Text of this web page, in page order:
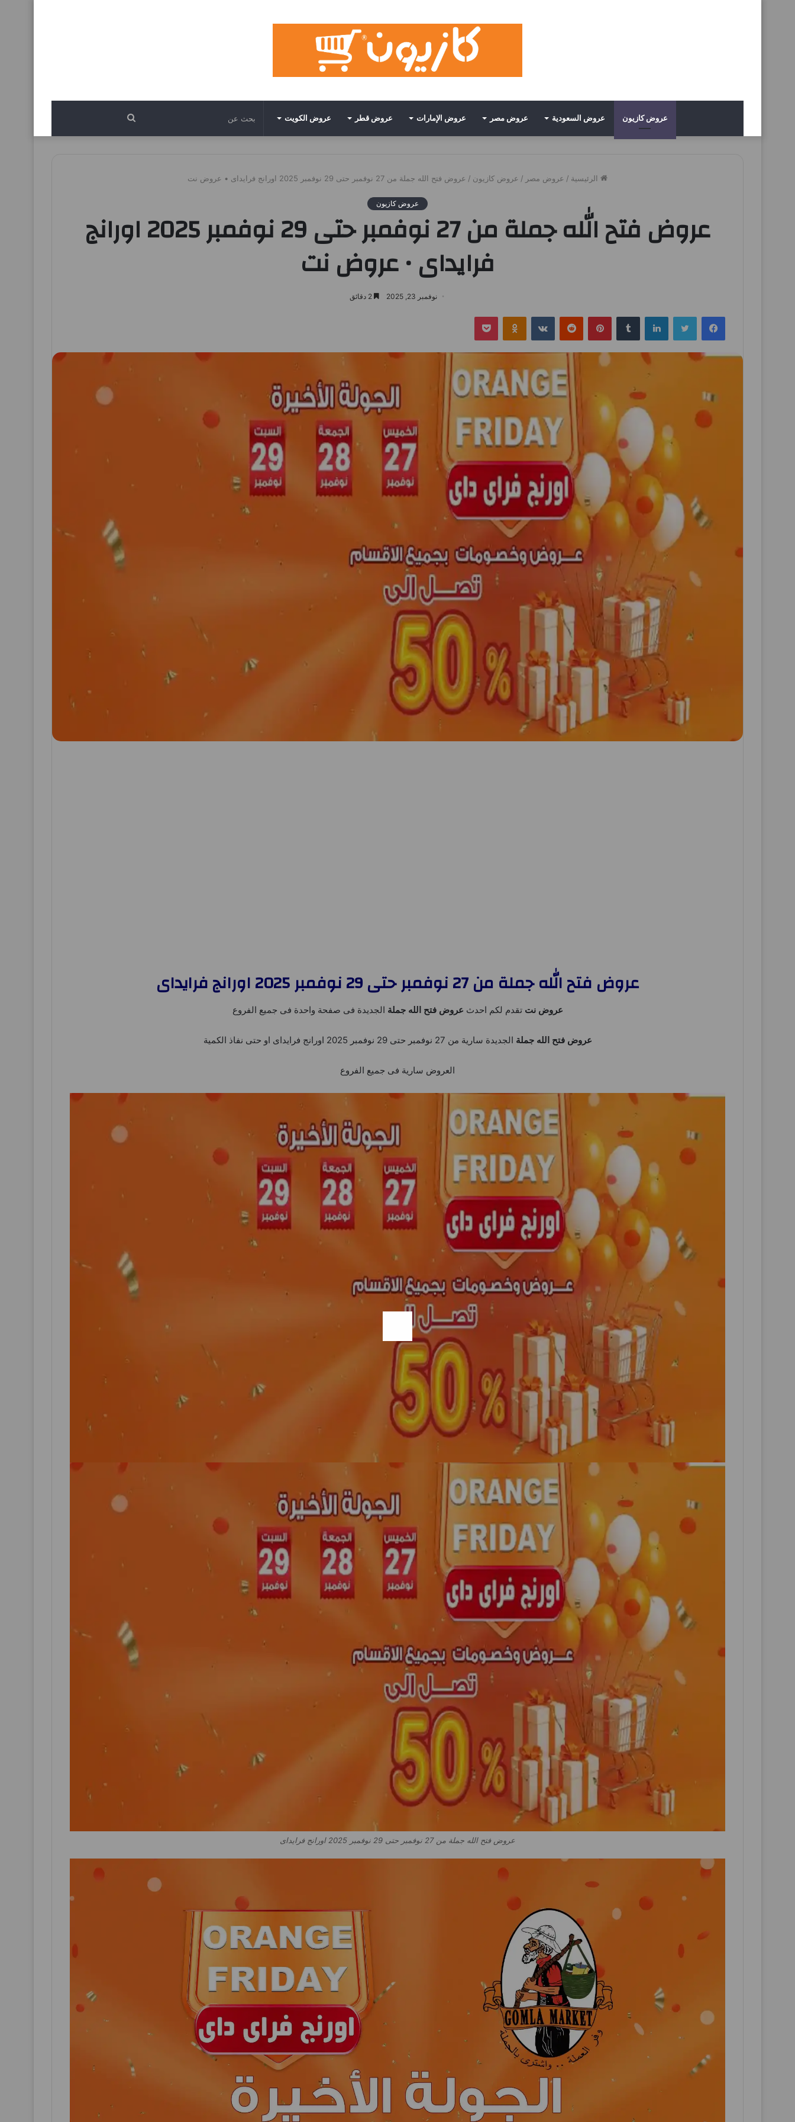
عروض كازيون عروض السعودية عروض مصر عروض الإمارات عروض قطر عروض الكويت بحث
الرئيسية / عروض مصر / عروض كازيون / عروض فتح الله جملة من 27 نوفمبر حتى 29 نوفمبر 2025 اورانج فرايداى • عروض نت
عروض كازيون
عروض فتح الله جملة من 27 نوفمبر حتى 29 نوفمبر 2025 اورانج
فرايداى • عروض نت
نوفمبر 23, 2025
فيسبوك تويتر لينكدإن بينتيريست Odnoklassniki
بوكيت
عروض فتح الله جملة من 27 نوفمبر حتى 29 نوفمبر 2025 اورانج فرايداى
عروض نت تقدم لكم احدث عروض فتح الله جملة الجديدة فى صفحة واحدة فى جميع الفروع
عروض فتح الله جملة الجديدة سارية من 27 نوفمبر حتى 29 نوفمبر 2025 اورانج فرايداى او حتى نفاذ الكمية
العروض سارية فى جميع الفروع
عروض فتح الله جملة من 27 نوفمبر حتى 29 نوفمبر 2025 اورانج فرايداى